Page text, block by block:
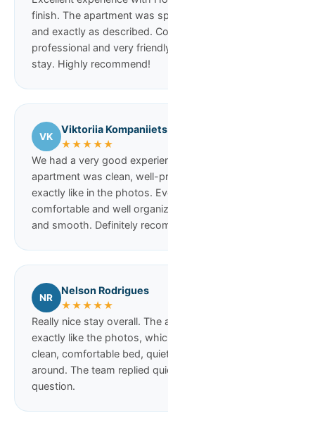
finish. The apartment was spotless, well prepared
and exactly as described. Communication was fast,
professional and very friendly throughout the entire
stay. Highly recommend!
VK
Viktoriia Kompaniiets
★★★★★
We had a very good experience with the service. The
apartment was clean, well-prepared, and looked
exactly like in the photos. Everything was
comfortable and well organized. Check-in was easy
and smooth. Definitely recommended!
NR
Nelson Rodrigues
★★★★★
Really nice stay overall. The apartment looked
exactly like the photos, which was a relief. Super
clean, comfortable bed, quiet area, and easy to get
around. The team replied quickly whenever we had a
question.